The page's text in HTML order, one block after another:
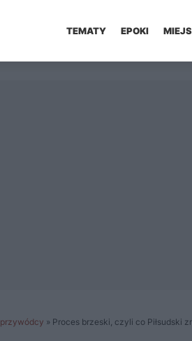
TEMATY EPOKI
przywódcy » Proces brzeski, czyli co Piłsudski